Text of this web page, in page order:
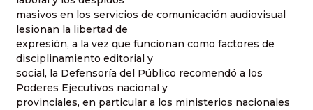
masivos en los servicios de comunicación audiovisual
lesionan la libertad de
expresión, a la vez que funcionan como factores de
disciplinamiento editorial y
social, la Defensoría del Público recomendó a los
Poderes Ejecutivos nacional y
provinciales, en particular a los ministerios nacionales